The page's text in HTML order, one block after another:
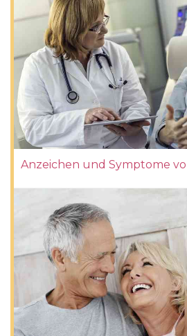
Anzeichen und Symptome